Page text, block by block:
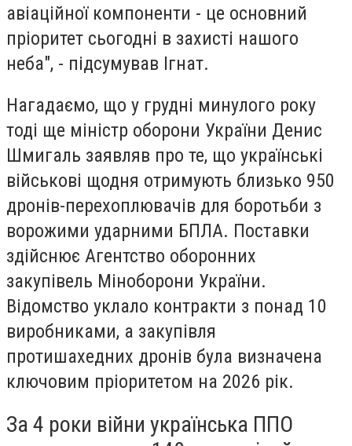
авіаційної компоненти - це основний
пріоритет сьогодні в захисті нашого
неба", - підсумував Ігнат.
Нагадаємо, що у грудні минулого року
тоді ще міністр оборони України Денис
Шмигаль заявляв про те, що українські
військові щодня отримують близько 950
дронів-перехоплювачів для боротьби з
ворожими ударними БПЛА. Поставки
здійснює Агентство оборонних
закупівель Міноборони України.
Відомство уклало контракти з понад 10
виробниками, а закупівля
протишахедних дронів була визначена
ключовим пріоритетом на 2026 рік.
За 4 роки війни українська ППО